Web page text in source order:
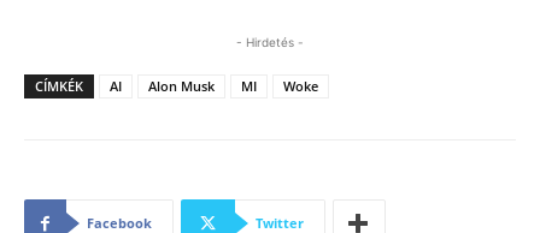
- Hirdetés -
CÍMKÉK AI Alon Musk MI Woke
Facebook Twitter